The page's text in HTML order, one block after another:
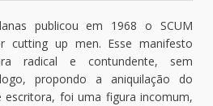
publicou em 1968 o SCUM
cutting up men. Esse manifesto
radical e contundente, sem
propondo a aniquilação do
escritora, foi uma figura incomum,